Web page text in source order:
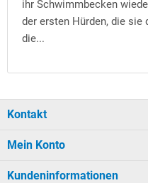
ihr Schwimmbecken
der ersten Hürden, die
die...
Kontakt
Mein Konto
Kundeninformationen